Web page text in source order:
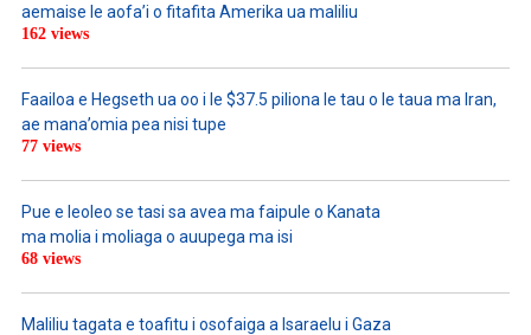
aemaise le aofa’i o fitafita Amerika ua maliliu
162 views
Faailoa e Hegseth ua oo i le $37.5 piliona le tau o le taua ma Iran,
ae mana’omia pea nisi tupe
77 views
Pue e leoleo se tasi sa avea ma faipule o Kanata
ma molia i moliaga o auupega ma isi
68 views
Maliliu tagata e toafitu i osofaiga a Isaraelu i Gaza